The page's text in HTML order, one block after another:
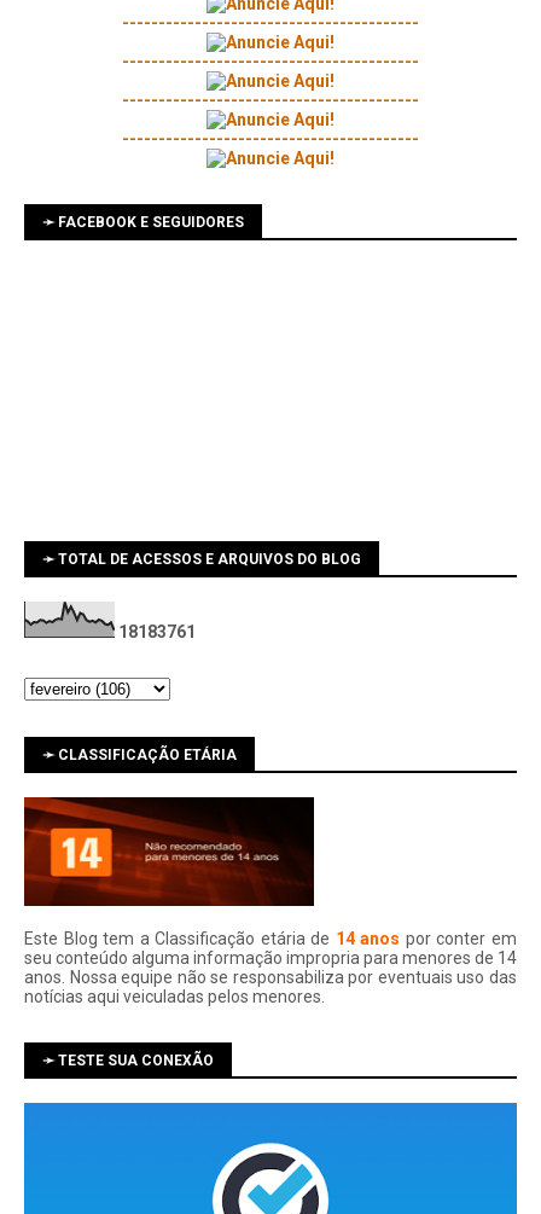
-----------------------------------------
-----------------------------------------
-----------------------------------------
-----------------------------------------
➛ FACEBOOK E SEGUIDORES
➛ TOTAL DE ACESSOS E ARQUIVOS DO BLOG
1 81 83761
➛ CLASSIFICAÇÃO ETÁRIA
Este Blog tem a Classificação etária de 14 anos por conter em
seu conteúdo alguma informação impropria para menores de 14
anos. Nossa equipe não se responsabiliza por eventuais uso das
notí­cias aqui veiculadas pelos menores.
➛ TESTE SUA CONEXÃO